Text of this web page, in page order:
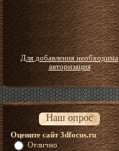
Для добавления необходима
авторизация
Наш опрос
Оцените сайт 3dfocus.ru
Отлично